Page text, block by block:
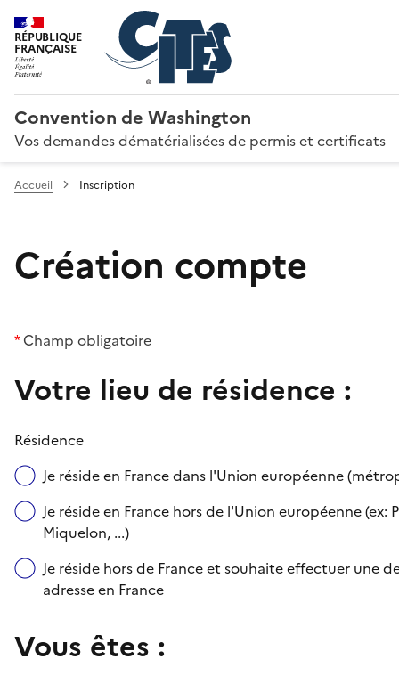
RÉPUBLIQUE
FRANÇAISE
Convention de Washington
Vos demandes dématérialisées de permis et certificats
Accueil Inscription
Création compte
*Champ obligatoire
Votre lieu de résidence :
Résidence
Je réside en France dans l'Union européenne
Je réside en France hors de l'Union européenne
Miquelon, ...)
Je réside hors de France et souhaite effectuer une
adresse en France
Vous êtes :